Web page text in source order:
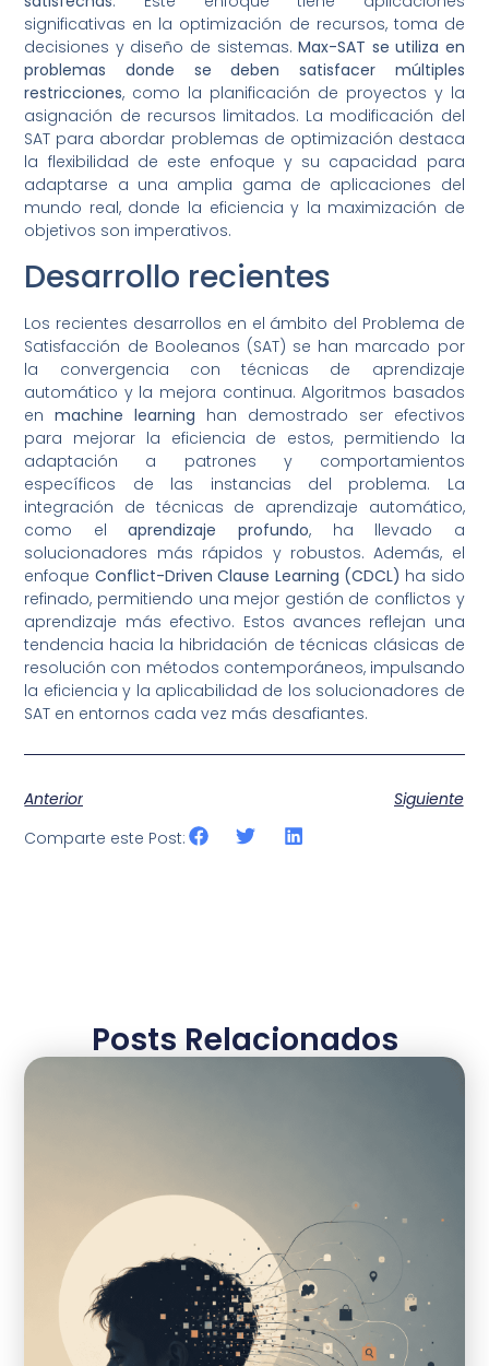
significativas en la optimización de recursos, toma de
decisiones y diseño de sistemas.Max-SAT se utiliza en
problemas donde se deben satisfacer múltiples
restricciones, como la planificación de proyectos y la
asignación de recursos limitados. La modificación del
SAT para abordar problemas de optimización destaca
la flexibilidad de este enfoque y su capacidad para
adaptarse a una amplia gama de aplicaciones del
mundo real, donde la eficiencia y la maximización de
objetivos son imperativos.
Desarrollo recientes
Los recientes desarrollos en el ámbito del Problema de
Satisfacción de Booleanos (SAT) se han marcado por
la convergencia con técnicas de aprendizaje
automático y la mejora continua. Algoritmos basados
enmachine learning han demostrado ser efectivos
para mejorar la eficiencia de estos, permitiendo la
adaptación a patrones y comportamientos
específicos de las instancias del problema. La
integración de técnicas de aprendizaje automático,
como elaprendizaje profundo, ha llevado a
solucionadores más rápidos y robustos. Además, el
enfoque Conflict-Driven Clause Learning (CDCL) ha sido
refinado, permitiendo una mejor gestión de conflictos y
aprendizaje más efectivo. Estos avances reflejan una
tendencia hacia la hibridación de técnicas clásicas de
resolución con métodos contemporáneos, impulsando
la eficiencia y la aplicabilidad de los solucionadores de
SAT en entornos cada vez más desafiantes.
Anterior
Siguiente
Comparte este Post:
Posts Relacionados